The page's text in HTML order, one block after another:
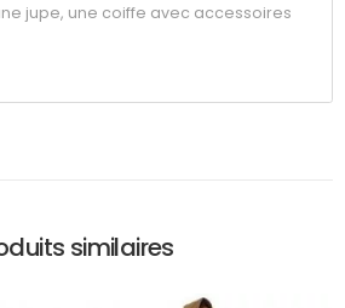
jupe, une coiffe avec accessoires
similaires